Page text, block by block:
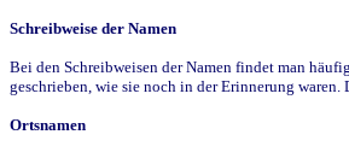
Schreibweise der Namen
Bei den Schreibweisen der Namen findet man
geschrieben, wie sie noch in der Erinnerung
Ortsnamen